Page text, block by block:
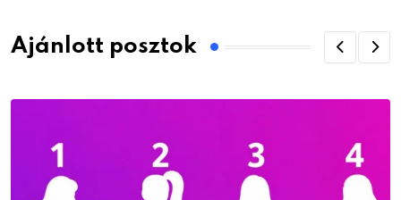
Ajánlott posztok